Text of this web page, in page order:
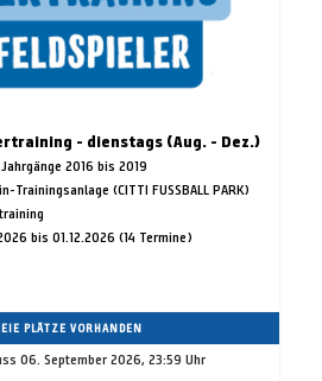
- dienstags (Aug. - Dez.)
2016 bis 2019
Trainingsanlage (CITTI FUSSBALL PARK)
bis 01.12.2026 (14 Termine)
PLÄTZE VORHANDEN
06. September 2026, 23:59 Uhr